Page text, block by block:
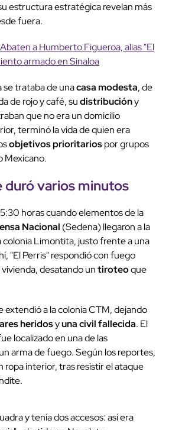
estructura estratégica revelan más
fuera.
Abaten a Humberto Figueroa, alias "El
armado en Sinaloa
se trataba de unacasa modesta, de
de rojo y café, sudistribucióny
que no era un domicilio
terminó la vida de quien era
objetivos prioritariospor grupos
Mexicano.
duró varios minutos
horas cuando elementos de la
Nacional (Sedena) llegaron a la
colonia Limontita, justo frente a una
"El Perris" respondió con fuego
desatando untiroteoque
extendió a la colonia CTM, dejando
heridosyuna civil fallecida. El
localizado en una de las
arma de fuego. Según los reportes,
ropa interior, tras resistir el ataque
y tenía dos accesos: así era